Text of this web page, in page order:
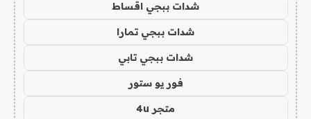
شدات ببجي اقساط
شدات ببجي تمارا
شدات ببجي تابي
فور يو ستور
متجر 4u